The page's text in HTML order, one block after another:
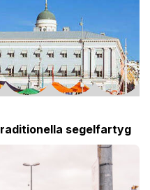
segelfartyg